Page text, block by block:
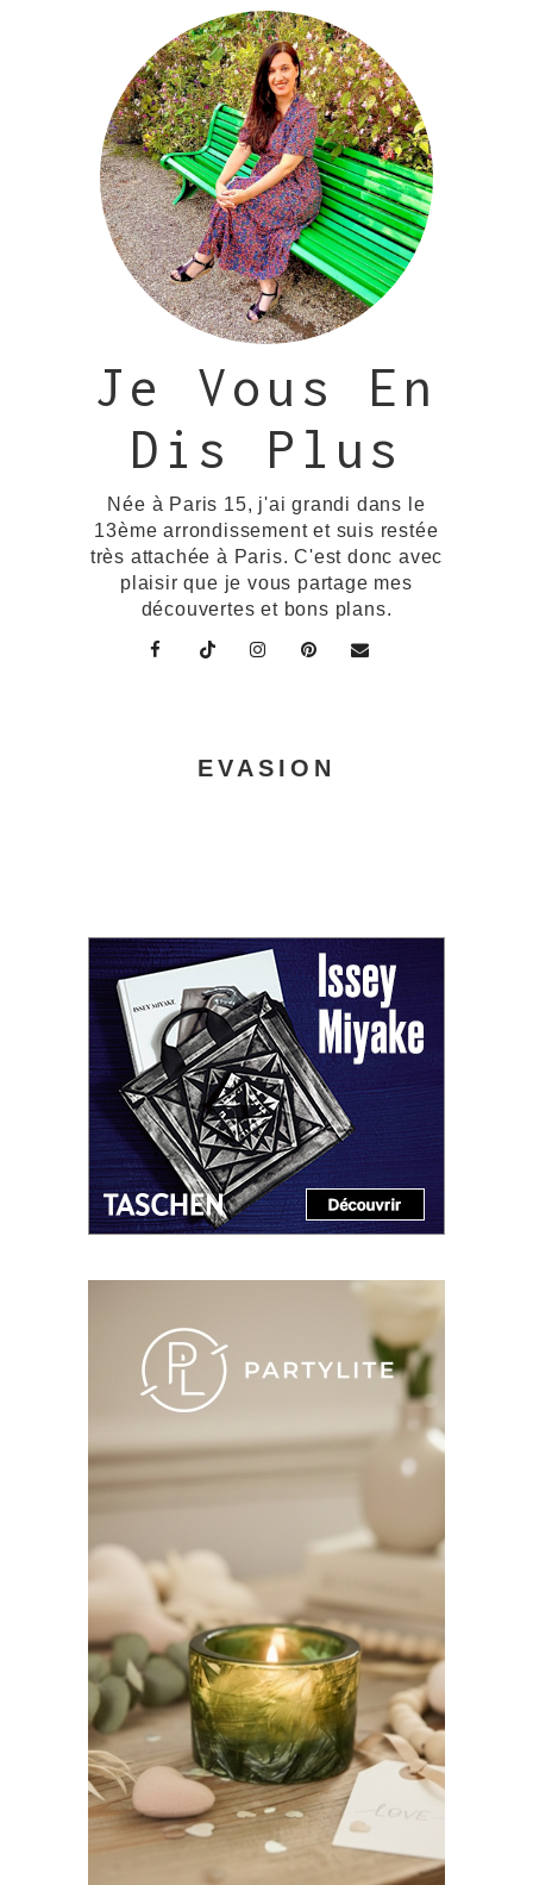
Je Vous En
Dis Plus
Née à Paris 15, j'ai grandi dans le
13ème arrondissement et suis restée
très attachée à Paris. C'est donc avec
plaisir que je vous partage mes
découvertes et bons plans.
EVASION